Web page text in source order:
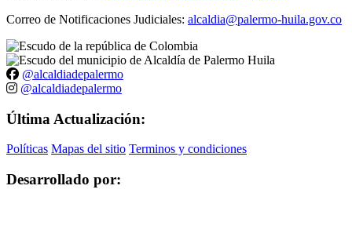
Correo de Notificaciones Judiciales: alcaldia@palermo-huila.gov.co
@alcaldiadepalermo
@alcaldiadepalermo
Última Actualización:
Políticas Mapas del sitio Terminos y condiciones
Desarrollado por: